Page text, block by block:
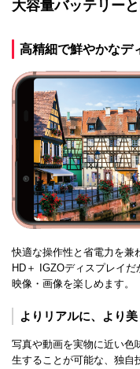
大容量バッテリー
高精細で鮮やかなデ
快適な操作性と省電力を兼
HD＋ IGZOディスプレイ
映像・画像を楽しめます。
よりリアルに、より美
写真や動画を実物に近い色
生することが可能な、独自